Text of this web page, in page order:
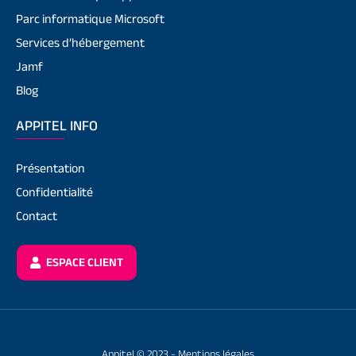
Parc informatique Microsoft
Services d’hébergement
Jamf
Blog
APPITEL INFO
Présentation
Confidentialité
Contact
ESPACE CLIENT
Appitel © 2023 - Mentions légales